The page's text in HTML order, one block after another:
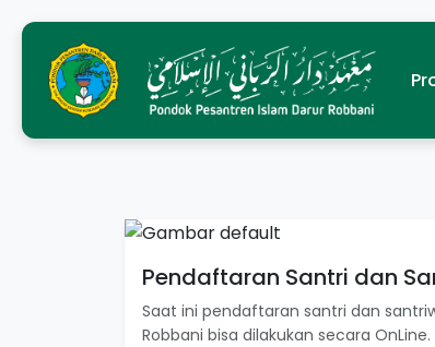
Pendaftaran Santri dan
Saat ini pendaftaran santri dan
Robbani bisa dilakukan secara